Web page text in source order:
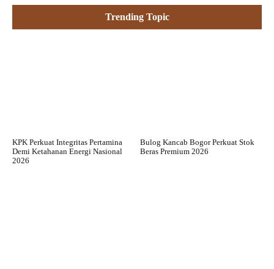
Trending Topic
KPK Perkuat Integritas Pertamina
Demi Ketahanan Energi Nasional
2026
Bulog Kancab Bogor Perkuat Stok
Beras Premium 2026